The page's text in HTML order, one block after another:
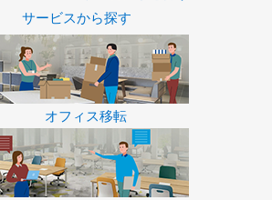
サービスから探す
オフィス移転